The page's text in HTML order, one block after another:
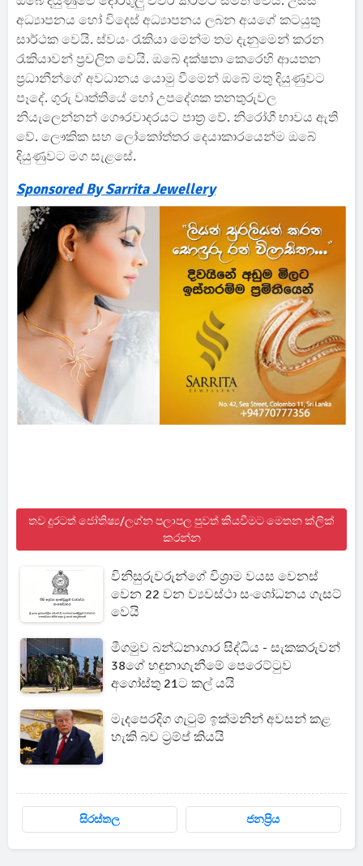
අධ්‍යාපනය හෝ විදෙස් අධ්‍යාපනය ලබන අයගේ කටයුතු
සාර්ථක වෙයි. ස්වයං රැකියා මෙන්ම තම දැනුමෙන් කරන
රැකියාවන් ප්‍රචලිත වෙයි. ඔබේ දක්ෂතා කෙරෙහි ආයතන
ප්‍රධානීන්ගේ අවධානය යොමු වීමෙන් ඔබේ මතු දියුණුවට
පෑදේ. ගුරු වෘත්තියේ හෝ උපදේශක තනතුරුවල
නියැලෙන්නන් ගෞරවාදරයට පාත්‍ර වේ. නිරෝගී භාවය ඇති
වේ. ලෞකික සහ ලෝකෝත්තර දෙයාකාරයෙන්ම ඔබේ
දියුණුවට මග සැළසේ.
Sponsored By Sarrita Jewellery
තව දුරටත් ජෝතිෂ්‍ය/ලග්න පලාපල පුවත් කියවීමට මෙතන ක්ලික්
කරන්න
විනිසුරුවරුන්ගේ විශ්‍රාම වයස වෙනස්
වෙන 22 වන ව්‍යවස්ථා සංශෝධනය ගැසට්
වෙයි
මීගමුව බන්ධනාගාර සිද්ධිය - සැකකරුවන්
38ගේ හඳුනාගැනීමේ පෙරෙට්ටුව
අගෝස්තු 21ට කල් යයි
මැදපෙරදිග ගැටුම් ඉක්මනින් අවසන් කළ
හැකි බව ට්‍රම්ප් කියයි
සිරස්තල ජනප්‍රිය